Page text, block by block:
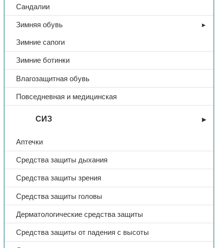
Сандалии
Зимняя обувь
Зимние сапоги
Зимние ботинки
Влагозащитная обувь
Повседневная и медицинская
СИЗ
Аптечки
Средства защиты дыхания
Средства защиты зрения
Средства защиты головы
Дерматологические средства защиты
Средства защиты от падения с высоты
Зимняя спецодежда